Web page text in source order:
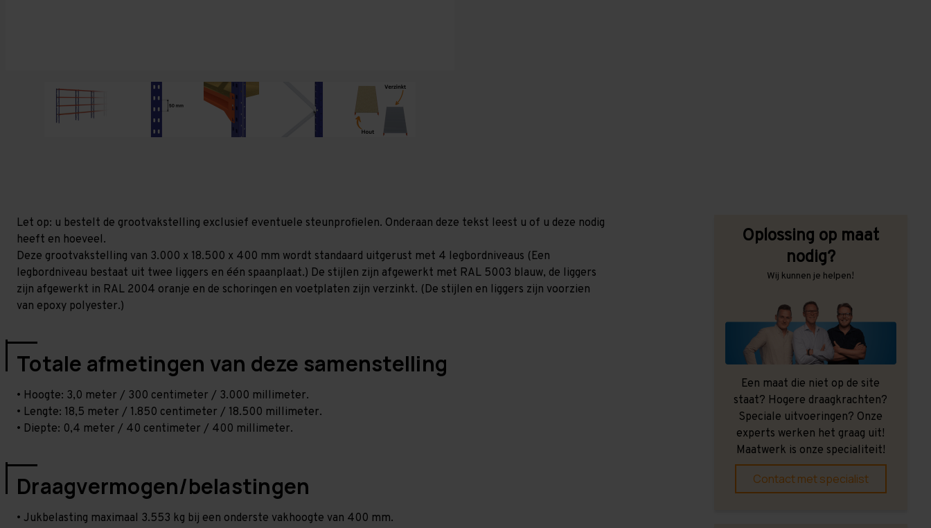
Let op: u bestelt de grootvakstelling exclusief eventuele steunprofielen. Onderaan deze tekst leest u of u deze nodig
heeft en hoeveel.
Deze grootvakstelling van 3.000 x 18.500 x 400 mm wordt standaard uitgerust met 4 legbordniveaus (Een
legbordniveau bestaat uit twee liggers en één spaanplaat.) De stijlen zijn afgewerkt met RAL 5003 blauw, de liggers
zijn afgewerkt in RAL 2004 oranje en de schoringen en voetplaten zijn verzinkt. (De stijlen en liggers zijn voorzien
van epoxy polyester.)
Totale afmetingen van deze samenstelling
• Hoogte: 3,0 meter / 300 centimeter / 3.000 millimeter.
• Lengte: 18,5 meter / 1.850 centimeter / 18.500 millimeter.
• Diepte: 0,4 meter / 40 centimeter / 400 millimeter.
Draagvermogen/belastingen
• Jukbelasting maximaal 3.553 kg bij een onderste vakhoogte van 400 mm.
Oplossing op maat
nodig?
Wij kunnen je helpen!
Een maat die niet op de site
staat? Hogere draagkrachten?
Speciale uitvoeringen? Onze
experts werken het graag uit!
Maatwerk is onze specialiteit!
Contact met specialist